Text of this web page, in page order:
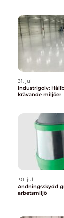
31. jul
Industrigolv:
krävande miljöer
30. jul
Andningsskydd grunden för en säker
arbetsmiljö